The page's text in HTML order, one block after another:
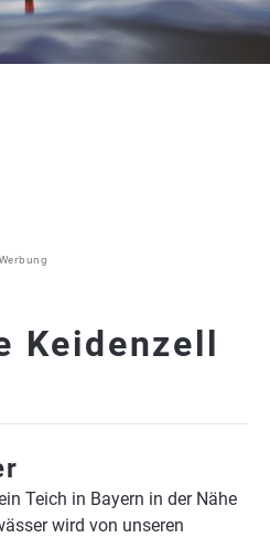
Werbung
Keidenzell
Teich in Bayern in der Nähe
wird von unseren